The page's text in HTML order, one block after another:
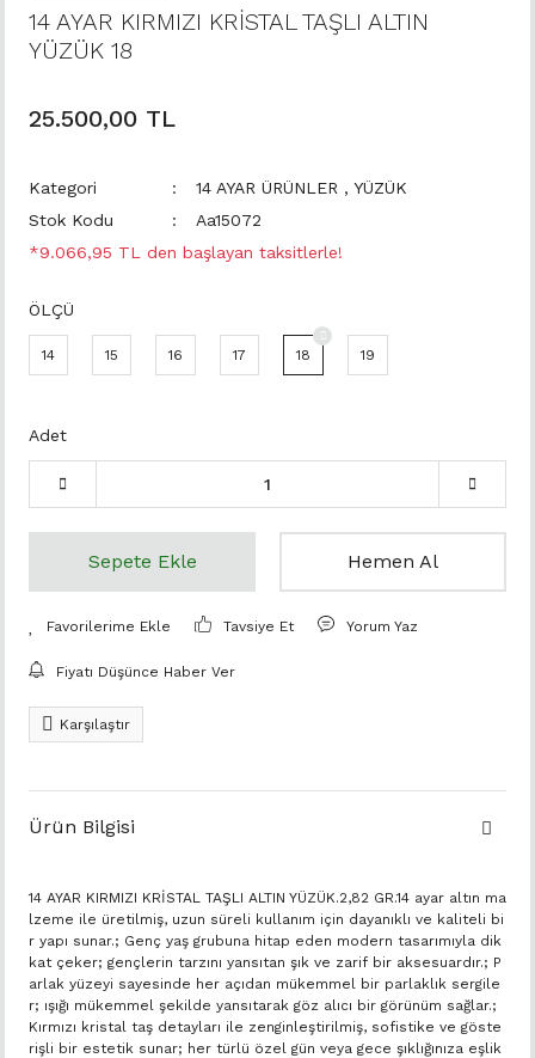
14 AYAR KIRMIZI KRİSTAL TAŞLI ALTIN
YÜZÜK 18
25.500,00 TL
Kategori 14 AYAR ÜRÜNLER , YÜZÜK
Stok Kodu
Aa15072
*9.066,95 TL den başlayan taksitlerle!
ÖLÇÜ
14 15 16 17 18 19
Adet
Sepete Ekle Hemen Al
Tavsiye Et Yorum Yaz
Fiyatı Düşünce Haber Ver
Karşılaştır
Ürün Bilgisi
14 AYAR KIRMIZI KRİSTAL TAŞLI ALTIN YÜZÜK.2,82 GR.14 ayar altın ma
lzeme ile üretilmiş, uzun süreli kullanım için dayanıklı ve kaliteli bi
r yapı sunar.; Genç yaş grubuna hitap eden modern tasarımıyla dik
kat çeker; gençlerin tarzını yansıtan şık ve zarif bir aksesuardır.; P
arlak yüzeyi sayesinde her açıdan mükemmel bir parlaklık sergile
r; ışığı mükemmel şekilde yansıtarak göz alıcı bir görünüm sağlar.;
Kırmızı kristal taş detayları ile zenginleştirilmiş, sofistike ve göste
rişli bir estetik sunar; her türlü özel gün veya gece şıklığınıza eşlik